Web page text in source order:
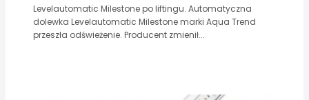
Levelautomatic Milestone po liftingu. Automatyczna
dolewka Levelautomatic Milestone marki Aqua Trend
przeszła odświeżenie. Producent zmienił...